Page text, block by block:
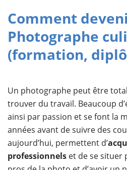
Comment
Photographe
(formation,
Un photographe peut être
trouver du travail. Beaucoup
ainsi par passion et se font la
années avant de suivre des
aujourd’hui, permettent d’
professionnels et de se situer